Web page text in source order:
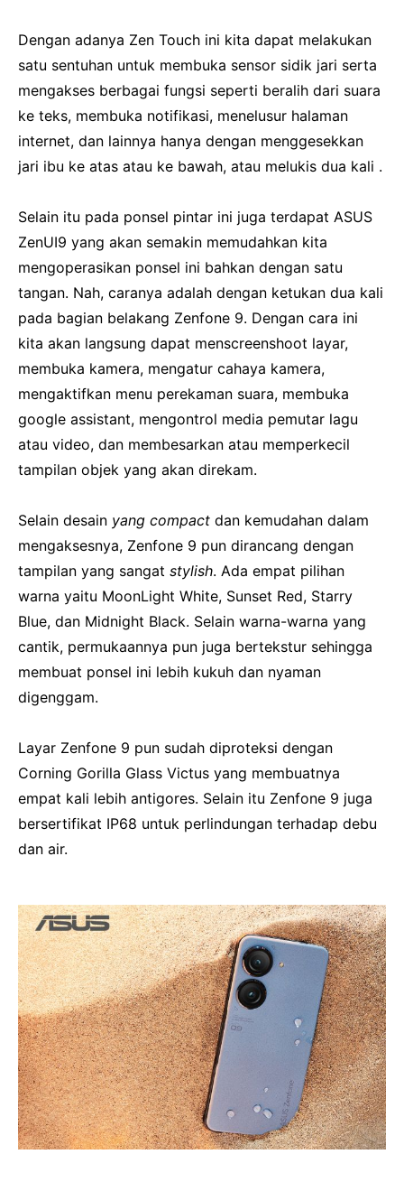
Dengan adanya Zen Touch ini kita dapat melakukan
satu sentuhan untuk membuka sensor sidik jari serta
mengakses berbagai fungsi seperti beralih dari suara
ke teks, membuka notifikasi, menelusur halaman
internet, dan lainnya hanya dengan menggesekkan
jari ibu ke atas atau ke bawah, atau melukis dua kali .
Selain itu pada ponsel pintar ini juga terdapat ASUS
ZenUI9 yang akan semakin memudahkan kita
mengoperasikan ponsel ini bahkan dengan satu
tangan. Nah, caranya adalah dengan ketukan dua kali
pada bagian belakang Zenfone 9. Dengan cara ini
kita akan langsung dapat menscreenshoot layar,
membuka kamera, mengatur cahaya kamera,
mengaktifkan menu perekaman suara, membuka
google assistant, mengontrol media pemutar lagu
atau video, dan membesarkan atau memperkecil
tampilan objek yang akan direkam.
Selain desain yang compact dan kemudahan dalam
mengaksesnya, Zenfone 9 pun dirancang dengan
tampilan yang sangat stylish. Ada empat pilihan
warna yaitu MoonLight White, Sunset Red, Starry
Blue, dan Midnight Black. Selain warna-warna yang
cantik, permukaannya pun juga bertekstur sehingga
membuat ponsel ini lebih kukuh dan nyaman
digenggam.
Layar Zenfone 9 pun sudah diproteksi dengan
Corning Gorilla Glass Victus yang membuatnya
empat kali lebih antigores. Selain itu Zenfone 9 juga
bersertifikat IP68 untuk perlindungan terhadap debu
dan air.